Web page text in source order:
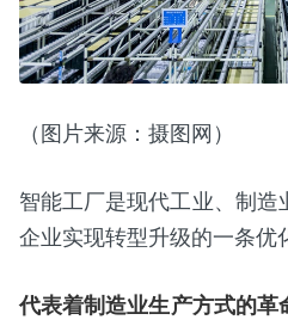
（图片来源：摄图网）
智能工厂是现代工业、制造
企业实现转型升级的一条优
代表着制造业生产方式的革